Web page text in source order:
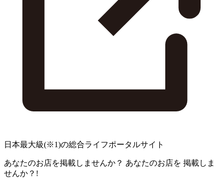
日本最大級(※1)の総合ライフポータルサイト
あなたのお店を掲載しませんか？ あなたのお店を 掲載しま
せんか？!